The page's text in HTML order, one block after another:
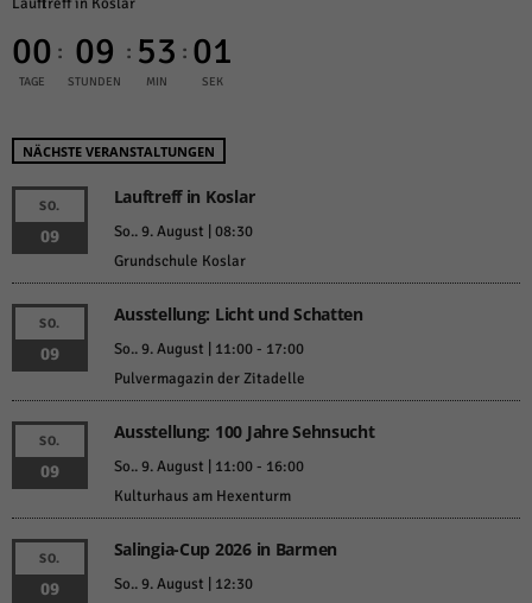
00
TAGE
: 09
STUNDEN
: 53
MIN
: 01
SEK
NÄCHSTE VERANSTALTUNGEN
SO.
09
Lauftreff in Koslar
So.. 9. August | 08:30
Grundschule Koslar
SO.
09
Ausstellung: Licht und Schatten
So.. 9. August | 11:00- 17:00
Pulvermagazin der Zitadelle
SO.
09
Ausstellung: 100 Jahre Sehnsucht
So.. 9. August | 11:00- 16:00
Kulturhaus am Hexenturm
SO.
09
Salingia-Cup 2026 in Barmen
So.. 9. August | 12:30